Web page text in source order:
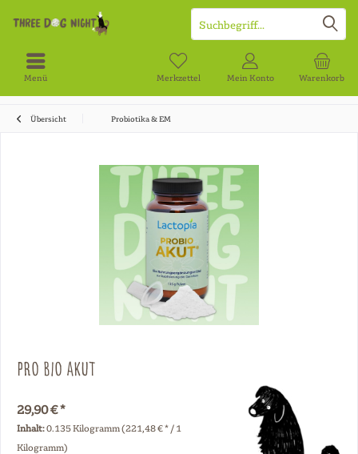
Menü Warenkorb
Merkzettel Mein Konto
Übersicht Probiotika & EM
Pro Bio akut
29,90 € *
Inhalt:0.135 Kilogramm (221,48 € * / 1
Kilogramm)